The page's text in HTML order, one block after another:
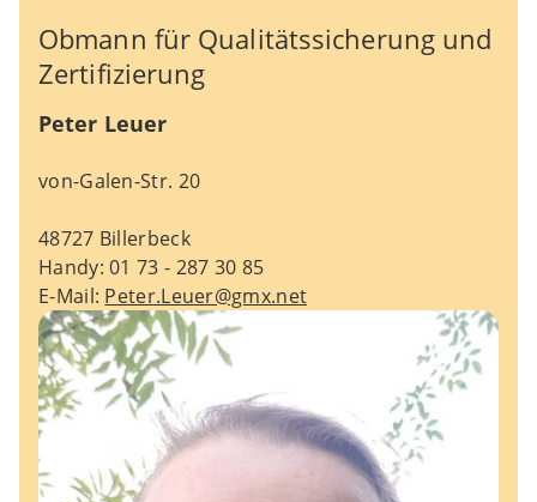
Obmann für Qualitätssicherung und
Zertifizierung
Peter Leuer
von-Galen-Str. 20
48727 Billerbeck
Handy: 01 73 - 287 30 85
E-Mail: Peter.Leuer@gmx.net